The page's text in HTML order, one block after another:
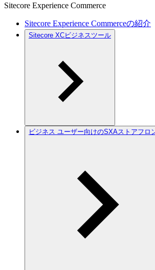
Sitecore Experience Commerce
Sitecore Experience Commerceの紹介
Sitecore XCビジネスツール
ビジネス ユーザー向けのSXAストアフロ